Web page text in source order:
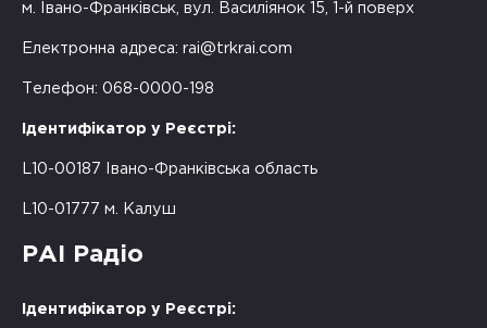
м. Івано-Франківськ, вул. Василіянок 15, 1-й поверх
Електронна адреса: rai@trkrai.com
Телефон: 068-0000-198
Ідентифікатор у Реєстрі:
L10-00187 Івано-Франківська область
L10-01777 м. Калуш
РАІ Радіо
Ідентифікатор у Реєстрі: